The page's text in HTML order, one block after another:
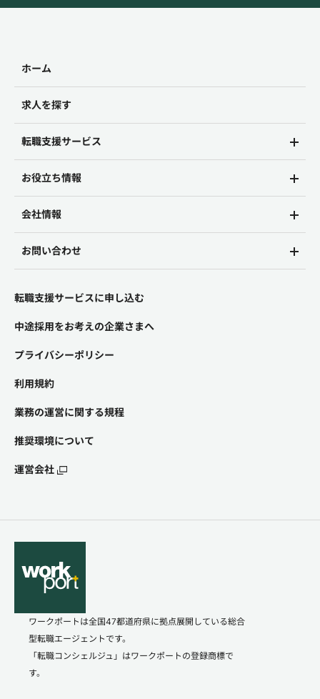
ホーム
求人を探す
転職支援サービス
お役立ち情報
会社情報
お問い合わせ
転職支援サービスに申し込む
中途採用をお考えの企業さまへ
プライバシーポリシー
利用規約
業務の運営に関する規程
推奨環境について
運営会社
ワークポートは全国47都道府県に拠点展開している総合
型転職エージェントです。
「転職コンシェルジュ」はワークポートの登録商標で
す。